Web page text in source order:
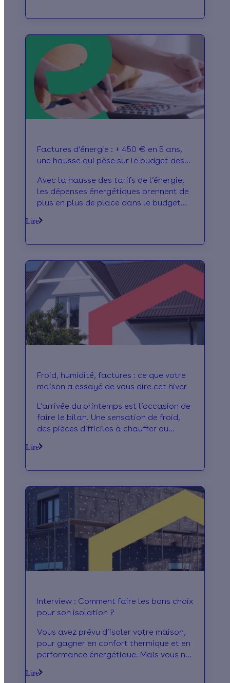
Factures d’énergie : + 450 € en 5 ans,
une hausse qui pèse sur le budget des
Avec la hausse des tarifs de l’énergie,
les dépenses énergétiques prennent de
plus en plus de place dans le budget
confirment les derniers chiffres publiés
décrypte ensemble.
Lire
Froid, humidité, factures : ce que votre
maison a essayé de vous dire cet hiver
L’arrivée du printemps est l’occasion de
faire le bilan. Une sensation de froid,
des pièces difficiles à chauffer ou
au fil des mois ? Ce sont des
comment améliorer votre maison.
Faisons le point sur le confort de votre
logement pour identifier les solutions
optimales.
Lire
Interview : Comment faire les bons choix
pour son isolation ?
Vous avez prévu d’isoler votre maison,
pour gagner en confort thermique et en
performance énergétique. Mais vous ne
votre maison, à quel moment la réaliser
Lire